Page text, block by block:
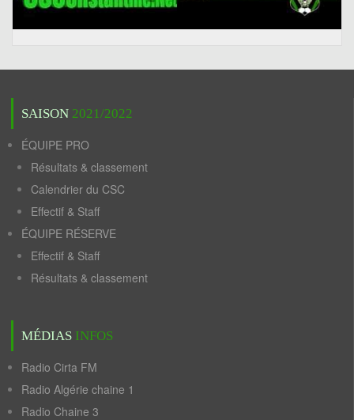
SAISON 2021/2022
ÉQUIPE PRO
Résultats & classement
Calendrier du CSC
Effectif & Staff
ÉQUIPE RÉSERVE
Effectif & Staff
Résultats & classement
MÉDIAS INFOS
Radio Cirta FM
Radio Algérie chaine 1
Radio Chaine 3